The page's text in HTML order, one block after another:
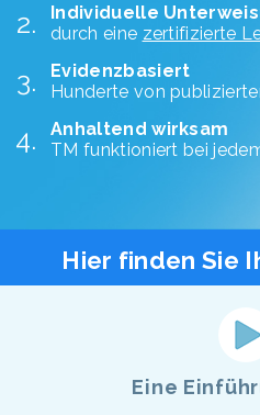
Individuelle
durch eine zertifizierte
Evidenzbasiert
Hunderte von
Anhaltend wirksam
TM funktioniert bei
Hier finden Sie
Eine